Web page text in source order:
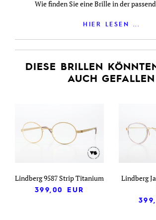
Wie finden Sie eine Brille in der
HIER LESEN ...
DIESE BRILLEN
AUCH GEFALLEN
Lindberg 9587 Strip Titanium
399,00
EUR
Lindberg